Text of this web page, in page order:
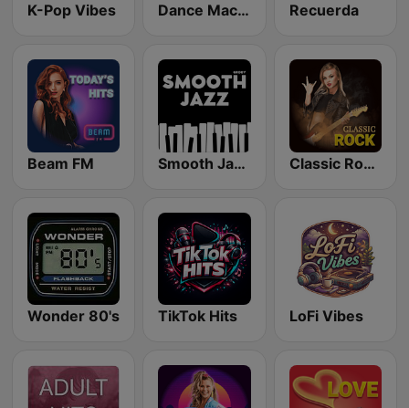
K-Pop Vibes Dance Machine Recuerda
Beam FM Smooth Jazz - Groov Classic Rock Station
Wonder 80's TikTok Hits LoFi Vibes